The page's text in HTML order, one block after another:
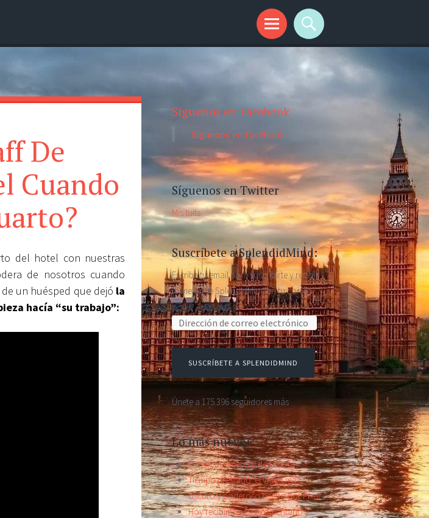
De
Cuando
del hotel con nuestras
de nosotros cuando
un huésped que dejó la
hacía “su trabajo”:
Síguenos en Facebook
Síguenos en Facebook
Síguenos en Twitter
Mis tuits
Suscríbete a SplendidMind:
Escribe tu email para suscribirte y recibir
lo mejor de SplendidMind en tu correo.
Dirección de correo electrónico:
SUSCRÍBETE A SPLENDIDMIND
Únete a 175.396 seguidores más
Lo más nuevo:
El mejor comercial de Toyota
Tiempo prestado: el video más
oscuro y poderoso hecho por Pixar
Hoy recibimos este comentario y